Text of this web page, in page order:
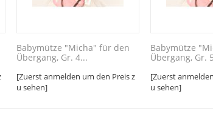
Babymütze "Micha" für den
Übergang, Gr. 4...
[Zuerst anmelden um den Preis z
u sehen]
Babymütze
Übergang, Gr.
[Zuerst
u sehen]